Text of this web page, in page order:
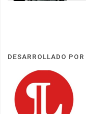
DESARROLLADO